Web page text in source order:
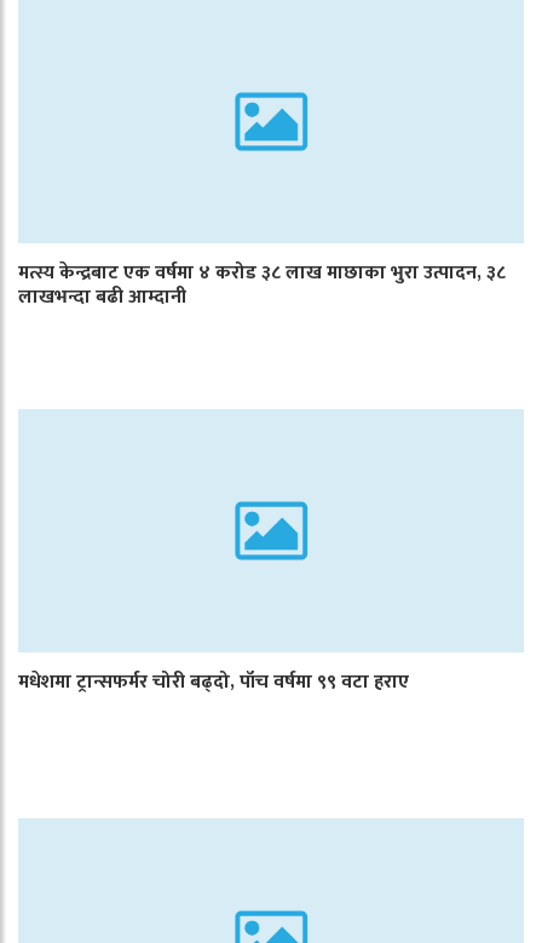
मत्स्य केन्द्रबाट एक वर्षमा ४ करोड ३८ लाख माछाका भुरा उत्पादन, ३८
लाखभन्दा बढी आम्दानी
मधेशमा ट्रान्सफर्मर चोरी बढ्दो, पाँच वर्षमा ९९ वटा हराए